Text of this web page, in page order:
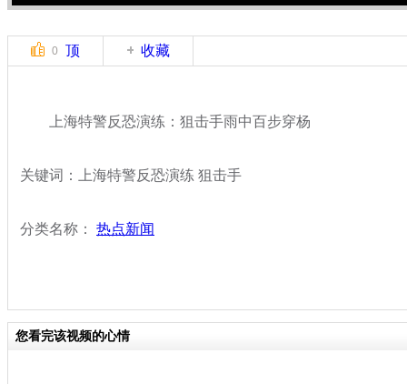
0 顶 收藏
上海特警反恐演练：狙击手雨中百步穿杨
关键词：上海特警反恐演练 狙击手
分类名称： 热点新闻
您看完该视频的心情